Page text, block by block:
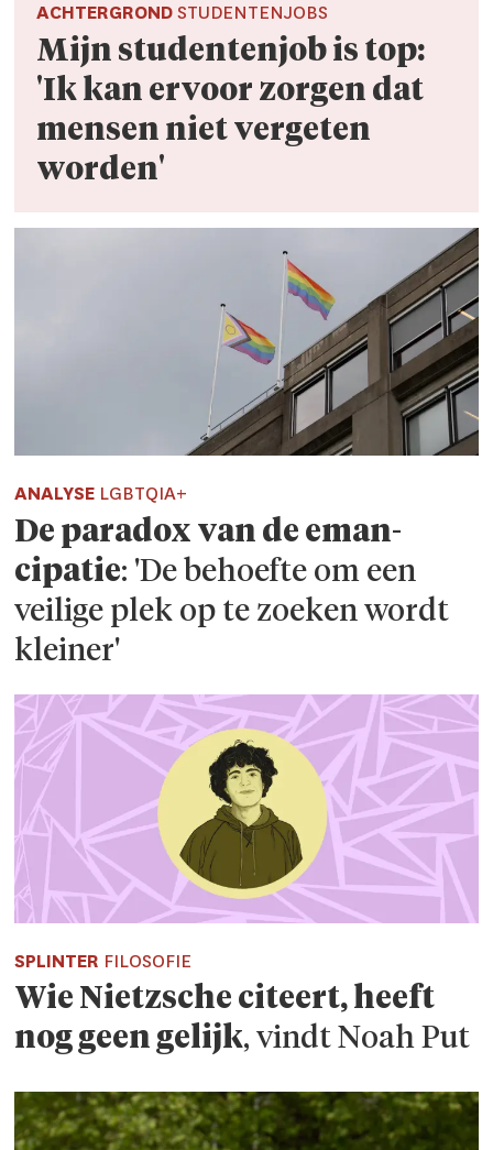
ACHTERGRONDSTUDENTENJOBS
Mijn studentenjob is top:
'Ik kan ervoor zorgen dat
mensen niet vergeten
worden'
ANALYSE LGBTQIA+
De paradox van de eman­
cipatie: 'De behoefte om een
veilige plek op te zoeken wordt
kleiner'
SPLINTER FILOSOFIE
Wie Nietzsche citeert, heeft
nog geen gelijk, vindt Noah Put